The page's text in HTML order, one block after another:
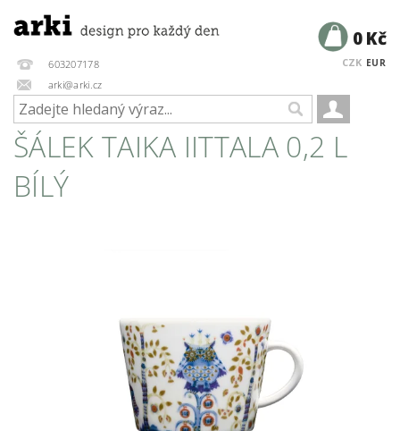
603207178
arki@arki.cz
CZK EUR
0 Kč
ŠÁLEK TAIKA IITTALA 0,2 L
BÍLÝ